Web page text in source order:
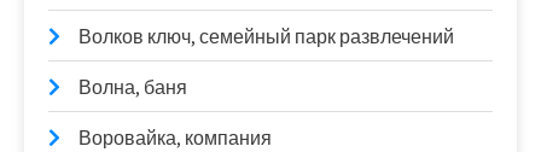
Волков ключ, семейный парк развлечений
Волна, баня
Воровайка, компания